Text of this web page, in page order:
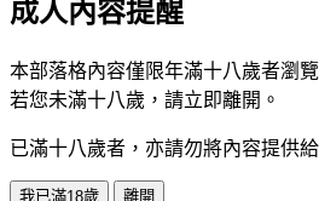
成人內容提醒
本部落格內容僅限年滿十八歲者瀏覽
若您未滿十八歲，請立即離開。
已滿十八歲者，亦請勿將內容提供
我已滿18歲 離開